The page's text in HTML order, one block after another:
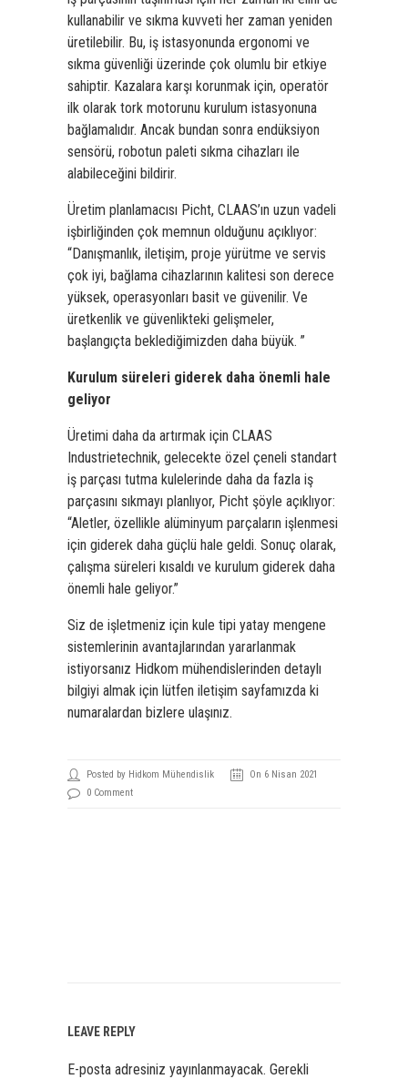
kullanabilir ve sıkma kuvveti her zaman yeniden
üretilebilir. Bu, iş istasyonunda ergonomi ve
sıkma güvenliği üzerinde çok olumlu bir etkiye
sahiptir. Kazalara karşı korunmak için, operatör
ilk olarak tork motorunu kurulum istasyonuna
bağlamalıdır. Ancak bundan sonra endüksiyon
sensörü, robotun paleti sıkma cihazları ile
alabileceğini bildirir.
Üretim planlamacısı Picht, CLAAS’ın uzun vadeli
işbirliğinden çok memnun olduğunu açıklıyor:
“Danışmanlık, iletişim, proje yürütme ve servis
çok iyi, bağlama cihazlarının kalitesi son derece
yüksek, operasyonları basit ve güvenilir. Ve
üretkenlik ve güvenlikteki gelişmeler,
başlangıçta beklediğimizden daha büyük. ”
Kurulum süreleri giderek daha önemli hale
geliyor
Üretimi daha da artırmak için CLAAS
Industrietechnik, gelecekte özel çeneli standart
iş parçası tutma kulelerinde daha da fazla iş
parçasını sıkmayı planlıyor, Picht şöyle açıklıyor:
“Aletler, özellikle alüminyum parçaların işlenmesi
için giderek daha güçlü hale geldi. Sonuç olarak,
çalışma süreleri kısaldı ve kurulum giderek daha
önemli hale geliyor.”
Siz de işletmeniz için kule tipi yatay mengene
sistemlerinin avantajlarından yararlanmak
istiyorsanız Hidkom mühendislerinden detaylı
bilgiyi almak için lütfen iletişim sayfamızda ki
numaralardan bizlere ulaşınız.
Posted by Hidkom Mühendislik
On 6 Nisan 2021
0 Comment
LEAVE REPLY
E-posta adresiniz yayınlanmayacak. Gerekli